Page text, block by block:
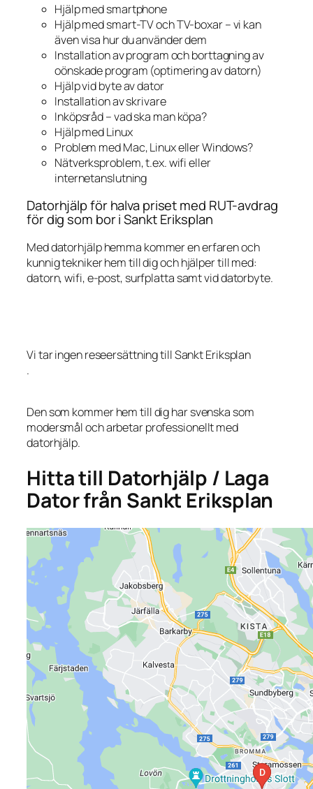
Hjälp med smartphone
Hjälp med smart-TV och TV-boxar – vi kan
även visa hur du använder dem
Installation av program och borttagning av
oönskade program (optimering av datorn)
Hjälp vid byte av dator
Installation av skrivare
Inköpsråd – vad ska man köpa?
Hjälp med Linux
Problem med Mac, Linux eller Windows?
Nätverksproblem, t.ex. wifi eller
internetanslutning
Datorhjälp för halva priset med RUT-avdrag
för dig som bor i Sankt Eriksplan
Med datorhjälp hemma kommer en erfaren och
kunnig tekniker hem till dig och hjälper till med:
datorn, wifi, e-post, surfplatta samt vid datorbyte.
Vi tar ingen reseersättning till Sankt Eriksplan
.
Den som kommer hem till dig har svenska som
modersmål och arbetar professionellt med
datorhjälp.
Hitta till Datorhjälp / Laga
Dator från Sankt Eriksplan